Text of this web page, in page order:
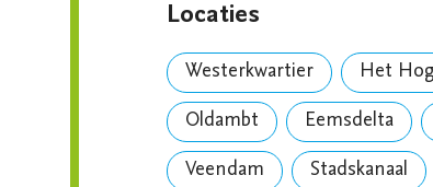
Locaties
Westerkwartier Het
Oldambt Eemsdelta
Veendam Stadskanaal